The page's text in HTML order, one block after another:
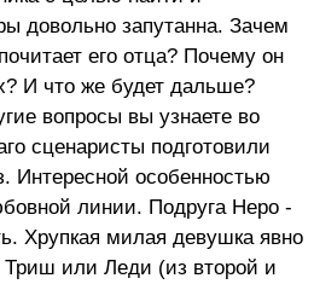
довольно запутанна. Зачем
его отца? Почему он
И что же будет дальше?
вопросы вы узнаете во
сценаристы подготовили
Интересной особенностью
линии. Подруга Неро -
Хрупкая милая девушка явно
Триш или Леди (из второй и